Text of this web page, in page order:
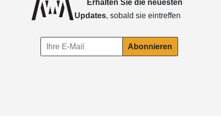
Erhalten Sie die neuesten
Updates, sobald sie eintreffen